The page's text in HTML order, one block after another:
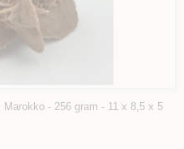
- 256 gram - 11 x 8,5 x 5